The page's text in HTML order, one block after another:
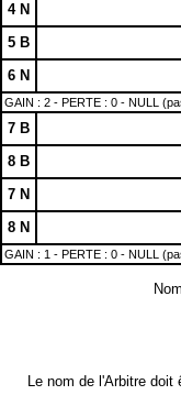
4 N
5 B
6 N
GAIN : 2 - PERTE : 0 - NULL
7 B
8 B
7 N
8 N
GAIN : 1 - PERTE : 0 - NULL
Le nom de l'Arbitre